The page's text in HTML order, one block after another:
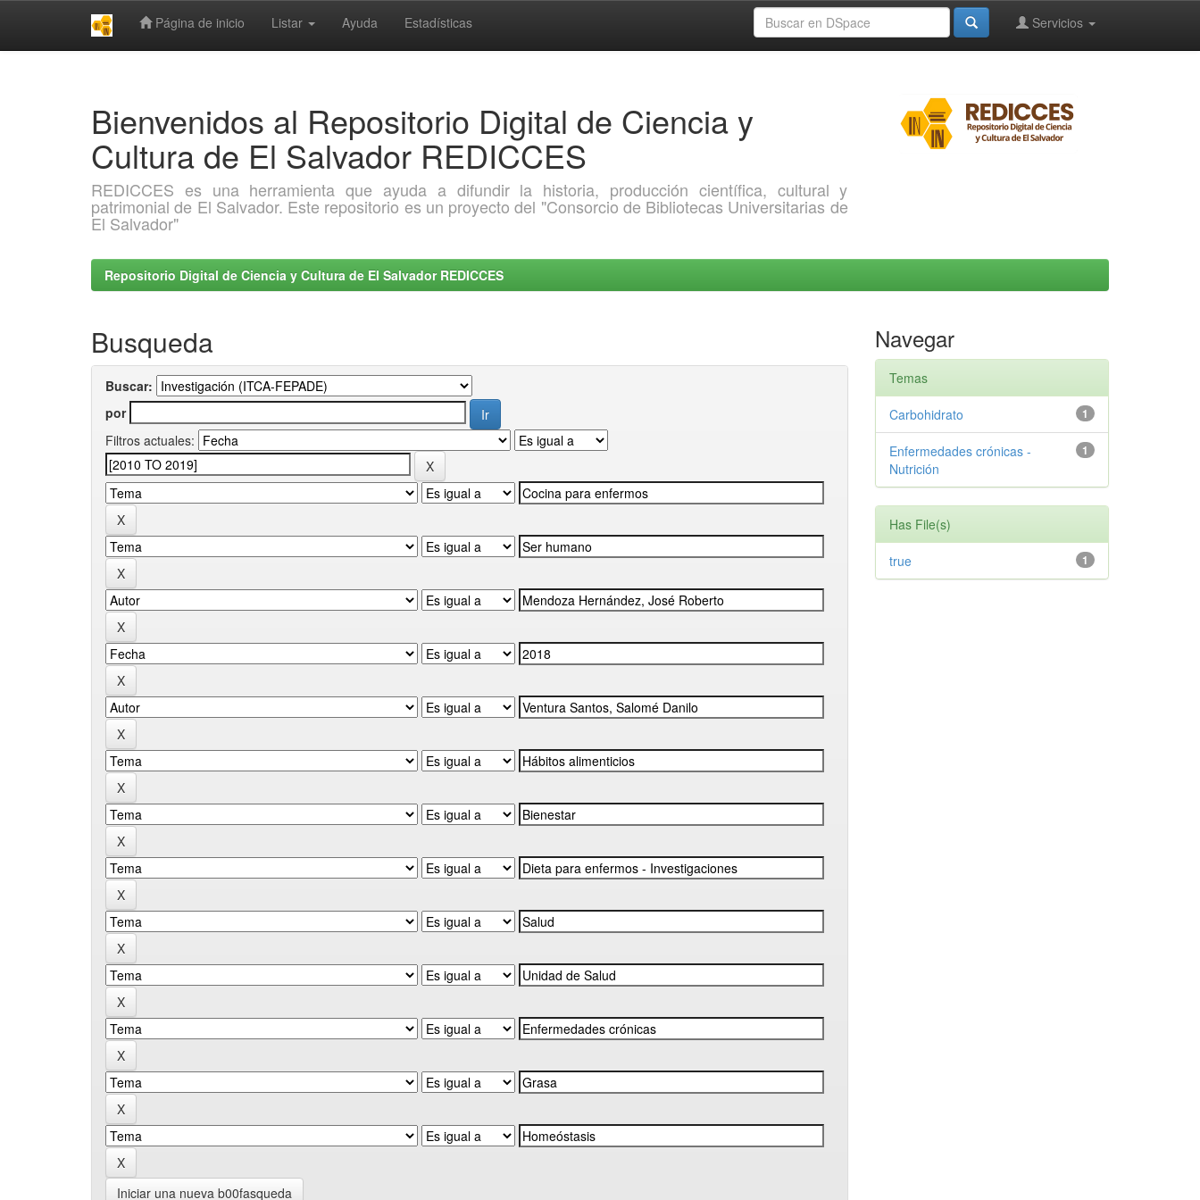
Página de inicio Listar Ayuda Estadísticas Servicios
Bienvenidos al Repositorio Digital de Ciencia y
Cultura de El Salvador REDICCES
REDICCES es una herramienta que ayuda a difundir la historia, producción científica, cultural y
patrimonial de El Salvador. Este repositorio es un proyecto del "Consorcio de Bibliotecas Universitarias de
El Salvador"
Repositorio Digital de Ciencia y Cultura de El Salvador REDICCES
Busqueda
Buscar:
por
Filtros actuales:
Iniciar una nueva b00fasqueda
Navegar
Temas
1
Carbohidrato
1
Enfermedades crónicas -
Nutrición
Has File(s)
1
true